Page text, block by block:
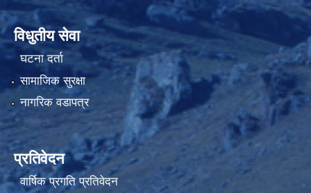
विधुतीय सेवा
घटना दर्ता
सामाजिक सुरक्षा
नागरिक वडापत्र
प्रतिवेदन
वार्षिक प्रगति प्रतिवेदन